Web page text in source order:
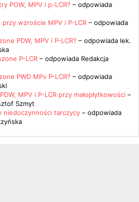
POW, MPV i p-LCR? – odpowiada
wzroście MPV i P-LCR – odpowiada
PDW, MPV i P-LCR? – odpowiada lek.
P-LCR – odpowiada Redakcja
PWD MPv P-LCR? – odpowiada
MPV i P-LCR przy małopłytkowości –
Szmyt
niedoczynności tarczycy – odpowiada